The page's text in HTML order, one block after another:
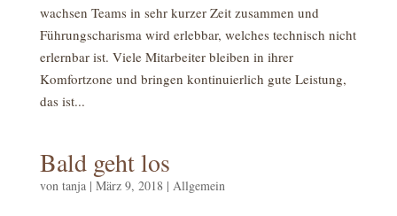
wachsen Teams in sehr kurzer Zeit zusammen und
Führungscharisma wird erlebbar, welches technisch nicht
erlernbar ist. Viele Mitarbeiter bleiben in ihrer
Komfortzone und bringen kontinuierlich gute Leistung,
das ist...
Bald geht los
von tanja| März 9, 2018| Allgemein